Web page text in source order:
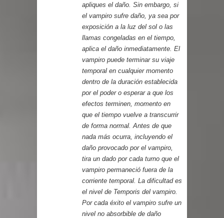
apliques el daño. Sin embargo, si
el vampiro sufre daño, ya sea por
exposición a la luz del sol o las
llamas congeladas en el tiempo,
aplica el daño inmediatamente. El
vampiro puede terminar su viaje
temporal en cualquier momento
dentro de la duración establecida
por el poder o esperar a que los
efectos terminen, momento en
que el tiempo vuelve a transcurrir
de forma normal. Antes de que
nada más ocurra, incluyendo el
daño provocado por el vampiro,
tira un dado por cada turno que el
vampiro permaneció fuera de la
corriente temporal. La dificultad es
el nivel de Temporis del vampiro.
Por cada éxito el vampiro sufre un
nivel no absorbible de daño